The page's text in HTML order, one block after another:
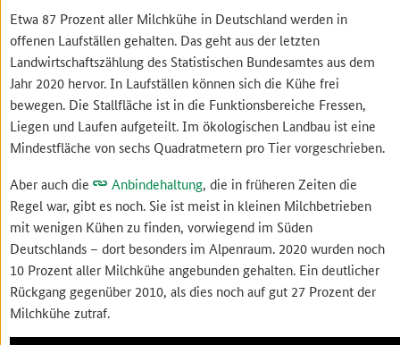
Etwa 87 Prozent aller Milchkühe in Deutschland werden in
offenen Laufställen gehalten. Das geht aus der letzten
Landwirtschaftszählung des Statistischen Bundesamtes aus dem
Jahr 2020 hervor. In Laufställen können sich die Kühe frei
bewegen. Die Stallfläche ist in die Funktionsbereiche Fressen,
Liegen und Laufen aufgeteilt. Im ökologischen Landbau ist eine
Mindestfläche von sechs Quadratmetern pro Tier vorgeschrieben.
Aber auch die
Anbindehaltung, die in früheren Zeiten die
Regel war, gibt es noch. Sie ist meist in kleinen Milchbetrieben
mit wenigen Kühen zu finden, vorwiegend im Süden
Deutschlands – dort besonders im Alpenraum. 2020 wurden noch
10 Prozent aller Milchkühe angebunden gehalten. Ein deutlicher
Rückgang gegenüber 2010, als dies noch auf gut 27 Prozent der
Milchkühe zutraf.